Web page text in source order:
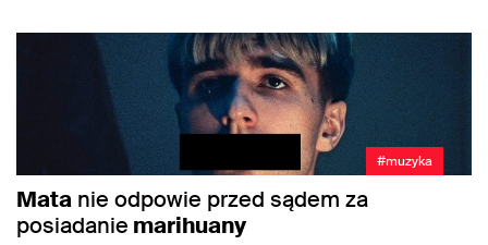
#muzyka
Mata nie odpowie przed sądem za
posiadanie marihuany